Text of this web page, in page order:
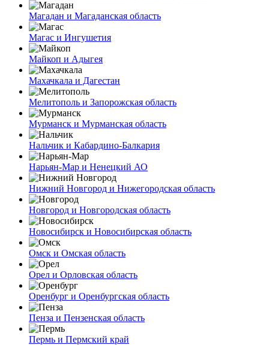
Магадан и Магаданская область
Магас и Ингушетия
Майкоп и Адыгея
Махачкала и Дагестан
Мелитополь и Запорожская область
Мурманск и Мурманская область
Нальчик и Кабардино-Балкария
Нарьян-Мар и Ненецкий АО
Нижний Новгород и Нижегородская область
Новгород и Новгородская область
Новосибирск и Новосибирская область
Омск и Омская область
Орел и Орловская область
Оренбург и Оренбургская область
Пенза и Пензенская область
Пермь и Пермский край